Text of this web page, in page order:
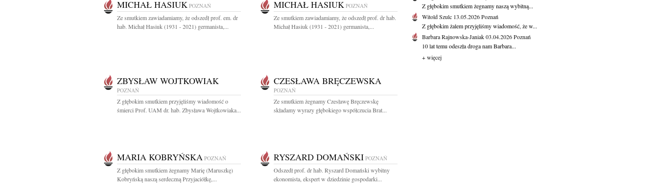
MICHAŁ HASIUK POZNAŃ
Ze smutkiem zawiadamiamy, że odszedł prof. em. dr
hab. Michał Hasiuk (1931 - 2021) germanista,...
MICHAŁ HASIUK POZNAŃ
Ze smutkiem zawiadamiamy, że odszedł prof. dr hab.
Michał Hasiuk (1931 - 2021) germanista,...
ZBYSŁAW WOJTKOWIAK
POZNAŃ
Z głębokim smutkiem przyjęliśmy wiadomość o
śmierci Prof. UAM dr. hab. Zbysława Wojtkowiaka...
CZESŁAWA BRĘCZEWSKA
POZNAŃ
Ze smutkiem żegnamy Czesławę Bręczewskę
składamy wyrazy głębokiego współczucia Brat...
MARIA KOBRYŃSKA POZNAŃ
Z głębokim smutkiem żegnamy Marię (Maruszkę)
Kobryńską naszą serdeczną Przyjaciółkę,...
RYSZARD DOMAŃSKI POZNAŃ
Odszedł prof. dr hab. Ryszard Domański wybitny
ekonomista, ekspert w dziedzinie gospodarki...
Z głębokim smutkiem żegnamy naszą wybitną...
Witold Szulc 13.05.2026Poznań
Z głębokim żalem przyjęliśmy wiadomość, że w...
Barbara Rajnowska-Janiak03.04.2026Poznań
10 lat temu odeszła droga nam Barbara...
+ więcej